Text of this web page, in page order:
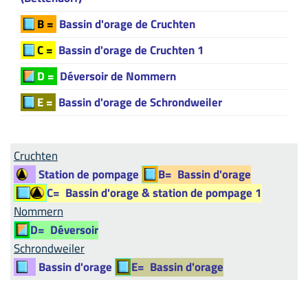
B = Bassin d'orage de Cruchten
C = Bassin d'orage de Cruchten 1
D = Déversoir de Nommern
E = Bassin d'orage de Schrondweiler
Cruchten
Station de pompage
B= Bassin d'orage
C=
Bassin d'orage & station de pompage 1
Nommern
D= Déversoir
Schrondweiler
Bassin d'orage
E= Bassin d'orage